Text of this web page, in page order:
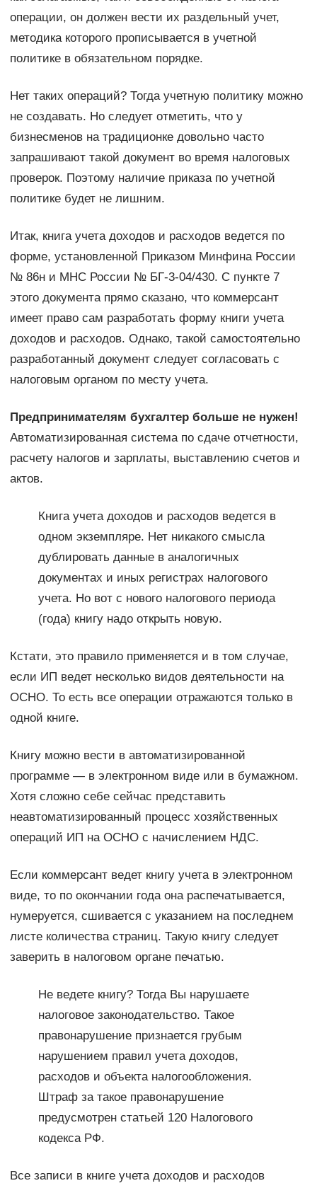
операции, он должен вести их раздельный учет,
методика которого прописывается в учетной
политике в обязательном порядке.
Нет таких операций? Тогда учетную политику можно
не создавать. Но следует отметить, что у
бизнесменов на традиционке довольно часто
запрашивают такой документ во время налоговых
проверок. Поэтому наличие приказа по учетной
политике будет не лишним.
Итак, книга учета доходов и расходов ведется по
форме, установленной Приказом Минфина России
№ 86н и МНС России № БГ-3-04/430. С пункте 7
этого документа прямо сказано, что коммерсант
имеет право сам разработать форму книги учета
доходов и расходов. Однако, такой самостоятельно
разработанный документ следует согласовать с
налоговым органом по месту учета.
Предпринимателям бухгалтер больше не нужен!
Автоматизированная система по сдаче отчетности,
расчету налогов и зарплаты, выставлению счетов и
актов.
Книга учета доходов и расходов ведется в
одном экземпляре. Нет никакого смысла
дублировать данные в аналогичных
документах и иных регистрах налогового
учета. Но вот с нового налогового периода
(года) книгу надо открыть новую.
Кстати, это правило применяется и в том случае,
если ИП ведет несколько видов деятельности на
ОСНО. То есть все операции отражаются только в
одной книге.
Книгу можно вести в автоматизированной
программе — в электронном виде или в бумажном.
Хотя сложно себе сейчас представить
неавтоматизированный процесс хозяйственных
операций ИП на ОСНО с начислением НДС.
Если коммерсант ведет книгу учета в электронном
виде, то по окончании года она распечатывается,
нумеруется, сшивается с указанием на последнем
листе количества страниц. Такую книгу следует
заверить в налоговом органе печатью.
Не ведете книгу? Тогда Вы нарушаете
налоговое законодательство. Такое
правонарушение признается грубым
нарушением правил учета доходов,
расходов и объекта налогообложения.
Штраф за такое правонарушение
предусмотрен статьей 120 Налогового
кодекса РФ.
Все записи в книге учета доходов и расходов